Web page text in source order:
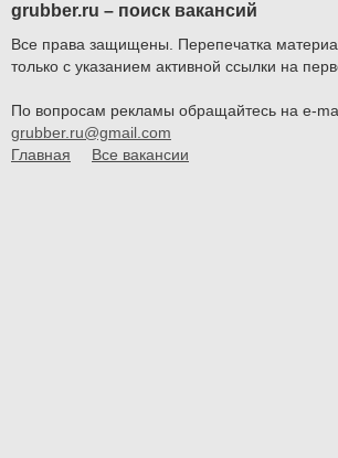
grubber.ru – поиск вакансий
Все права защищены. Перепечатка
только с указанием активной ссылки на
По вопросам рекламы обращайтесь на e-
grubber.ru@gmail.com
Главная
Все вакансии